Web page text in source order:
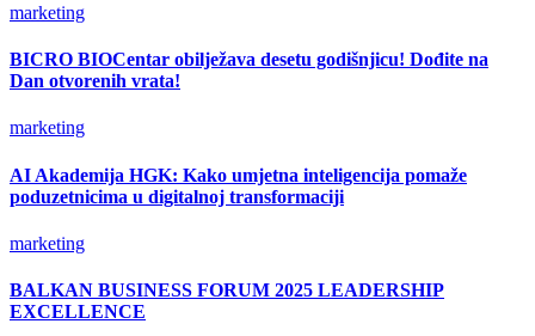
marketing
BICRO BIOCentar obilježava desetu godišnjicu! Dođite na
Dan otvorenih vrata!
marketing
AI Akademija HGK: Kako umjetna inteligencija pomaže
poduzetnicima u digitalnoj transformaciji
marketing
BALKAN BUSINESS FORUM 2025 LEADERSHIP
EXCELLENCE